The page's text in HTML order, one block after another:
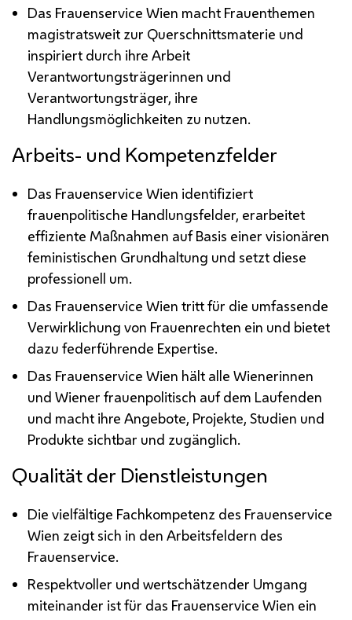
Das Frauenservice Wien macht Frauenthemen
magistratsweit zur Querschnittsmaterie und
inspiriert durch ihre Arbeit
Verantwortungsträgerinnen und
Verantwortungsträger, ihre
Handlungsmöglichkeiten zu nutzen.
Arbeits- und Kompetenzfelder
Das Frauenservice Wien identifiziert
frauenpolitische Handlungsfelder, erarbeitet
effiziente Maßnahmen auf Basis einer visionären
feministischen Grundhaltung und setzt diese
professionell um.
Das Frauenservice Wien tritt für die umfassende
Verwirklichung von Frauenrechten ein und bietet
dazu federführende Expertise.
Das Frauenservice Wien hält alle Wienerinnen
und Wiener frauenpolitisch auf dem Laufenden
und macht ihre Angebote, Projekte, Studien und
Produkte sichtbar und zugänglich.
Qualität der Dienstleistungen
Die vielfältige Fachkompetenz des Frauenservice
Wien zeigt sich in den Arbeitsfeldern des
Frauenservice.
Respektvoller und wertschätzender Umgang
miteinander ist für das Frauenservice Wien ein